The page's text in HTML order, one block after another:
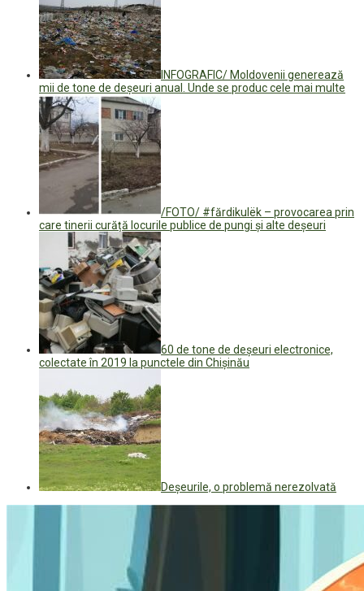
INFOGRAFIC/ Moldovenii generează
mii de tone de deșeuri anual. Unde se produc cele mai multe
/FOTO/ #fărdikulëk – provocarea prin
care tinerii curăță locurile publice de pungi și alte deșeuri
60 de tone de deșeuri electronice,
colectate în 2019 la punctele din Chișinău
Deşeurile, o problemă nerezolvată